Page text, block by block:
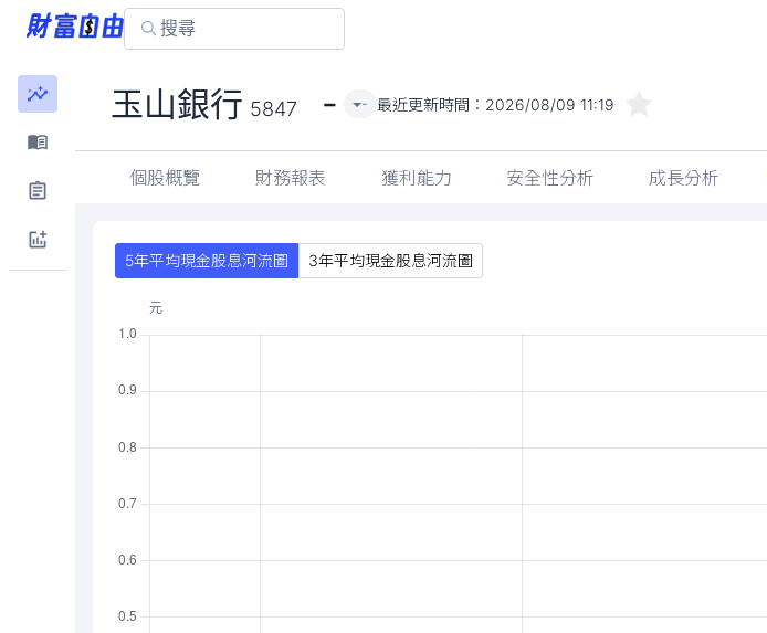
玉山銀行 5847 - - 最近更新時間： 2026/08/09 11:19
個股概覽 財務報表 獲利能力 安全性分析 成長分析
5年平均現金股息河流圖 3年平均現金股息河流圖